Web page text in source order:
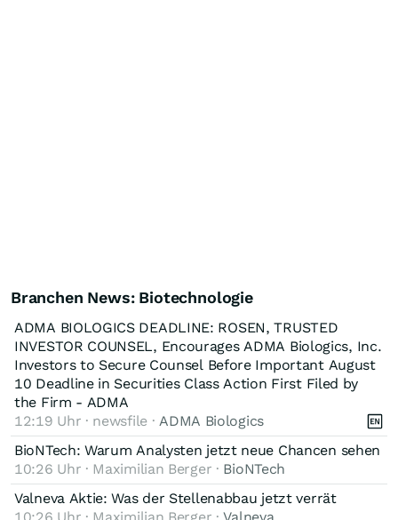
Branchen News: Biotechnologie
ADMA BIOLOGICS DEADLINE: ROSEN, TRUSTED
INVESTOR COUNSEL, Encourages ADMA Biologics, Inc.
Investors to Secure Counsel Before Important August
10 Deadline in Securities Class Action First Filed by
the Firm - ADMA
12:19 Uhr · newsfile ·ADMA Biologics
BioNTech: Warum Analysten jetzt neue Chancen sehen
10:26 Uhr · Maximilian Berger · BioNTech
Valneva Aktie: Was der Stellenabbau jetzt verrät